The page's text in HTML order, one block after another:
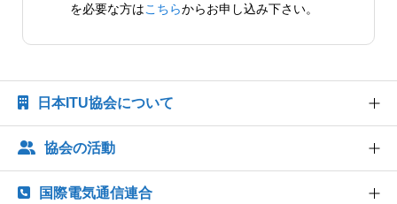
を必要な方はこちらからお申し込み下さい。
日本ITU協会について
協会概要
協会の活動
世界情報社会・電気通信日記念行事
国際電気通信連合